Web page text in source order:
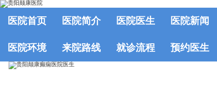
医院首页 医院简介 医院医生 医院新闻
医院环境 来院路线 就诊流程 预约医生